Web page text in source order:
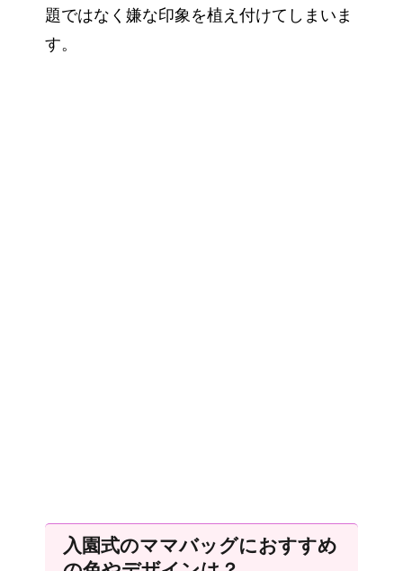
題ではなく嫌な印象を植え付けてしまいま
す。
入園式のママバッグにおすすめ